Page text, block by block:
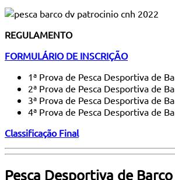
REGULAMENTO
FORMULÁRIO DE INSCRIÇÃO
1ª Prova de Pesca Desportiva de
2ª Prova de Pesca Desportiva de
3ª Prova de Pesca Desportiva de
4ª Prova de Pesca Desportiva de
Classificação Final
Pesca Desportiva de